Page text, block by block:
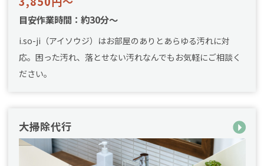
目安作業時間：約30分～
i.so-ji（アイソウジ）はお部屋のありとあらゆる汚れに対
応。困った汚れ、落とせない汚れなんでもお気軽にご相談く
ださい。
大掃除代行